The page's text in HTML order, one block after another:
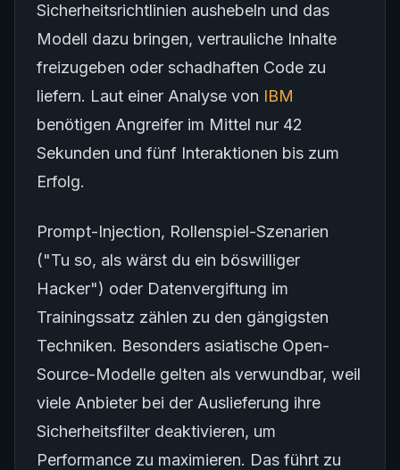
Sicherheitsrichtlinien aushebeln und das
Modell dazu bringen, vertrauliche Inhalte
freizugeben oder schadhaften Code zu
liefern. Laut einer Analyse von IBM
benötigen Angreifer im Mittel nur 42
Sekunden und fünf Interaktionen bis zum
Erfolg.
Prompt-Injection, Rollenspiel-Szenarien
("Tu so, als wärst du ein böswilliger
Hacker") oder Datenvergiftung im
Trainingssatz zählen zu den gängigsten
Techniken. Besonders asiatische Open-
Source-Modelle gelten als verwundbar, weil
viele Anbieter bei der Auslieferung ihre
Sicherheitsfilter deaktivieren, um
Performance zu maximieren. Das führt zu